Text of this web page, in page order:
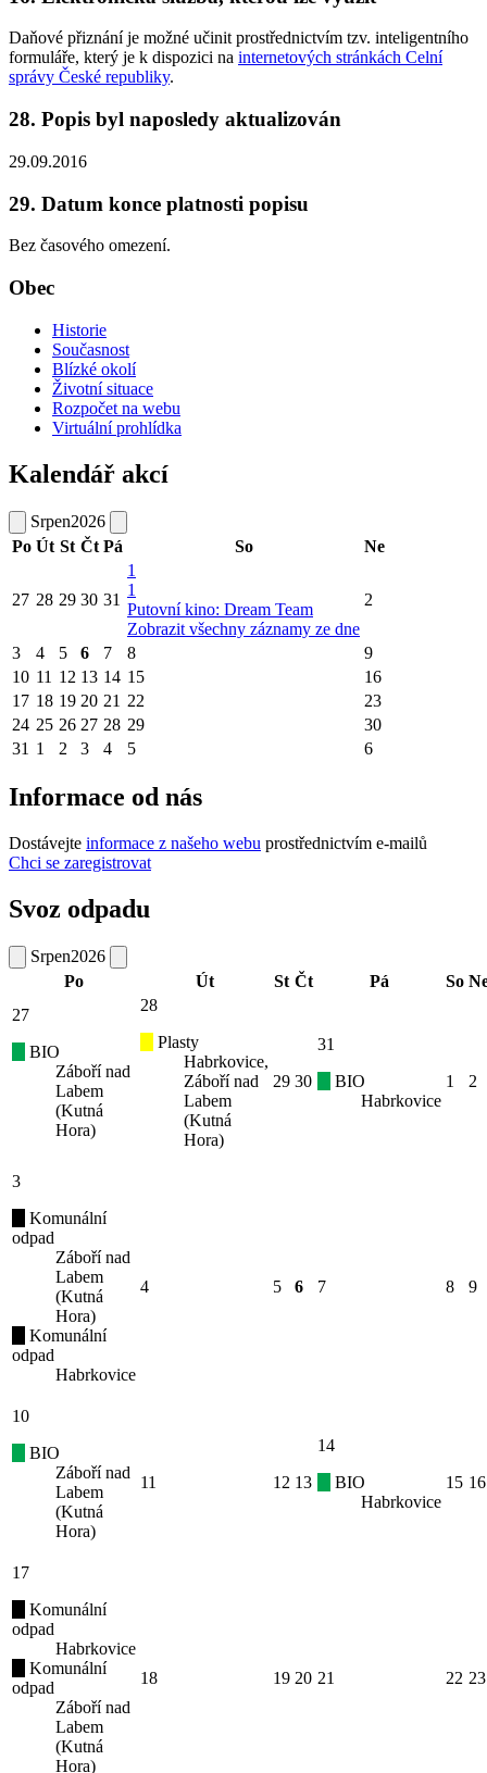
Daňové přiznání je možné učinit prostřednictvím tzv. inteligentního
formuláře, který je k dispozici na internetových stránkách Celní
správy České republiky.
28. Popis byl naposledy aktualizován
29.09.2016
29. Datum konce platnosti popisu
Bez časového omezení.
Obec
Historie
Současnost
Blízké okolí
Životní situace
Rozpočet na webu
Virtuální prohlídka
Kalendář akcí
Srpen2026
Po Út St Čt Pá So Ne
27 28 29 30 31
1
1
Putovní kino: Dream Team
Zobrazit všechny záznamy ze dne
2
3 4 5 6 7 8
9
10 11 12 13 14 15
16
17 18 19 20 21 22
23
24 25 26 27 28 29
30
31 1 2 3 4 5 6
Informace od nás
Dostávejte informace z našeho webu prostřednictvím e-mailů
Chci se zaregistrovat
Svoz odpadu
Srpen2026
Po
Út St Čt Pá So
27
BIO
Záboří nad
Labem
(Kutná
Hora)
28
Plasty
Habrkovice,
Záboří nad
Labem
(Kutná
Hora)
29 30
31
BIO
Habrkovice
1 2
3
Komunální
odpad
Záboří nad
Labem
(Kutná
Hora)
Komunální
odpad
Habrkovice
4 5 6 7 8 9
10
BIO
Záboří nad
Labem
(Kutná
Hora)
11 12 13
14
BIO
Habrkovice
15 16
17
Komunální
odpad
Habrkovice
Komunální
odpad
Záboří nad
Labem
(Kutná
Hora)
18 19 20 21 22 23